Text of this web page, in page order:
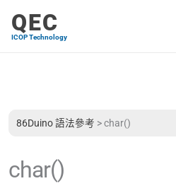
QEC
ICOP Technology
86Duino 語法參考 >char()
char()